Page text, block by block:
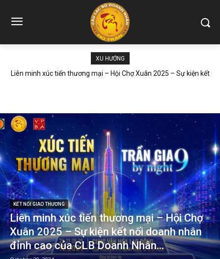
XU HƯỚNG
Liên minh xúc tiến thương mại – Hội Chợ Xuân 2025 – Sự kiện kết
KẾT NỐI GIAO THƯƠNG
Liên minh xúc tiến thương mại – Hội Chợ
Xuân 2025 – Sự kiện kết nối doanh nhân
đỉnh cao của CLB Doanh Nhân...